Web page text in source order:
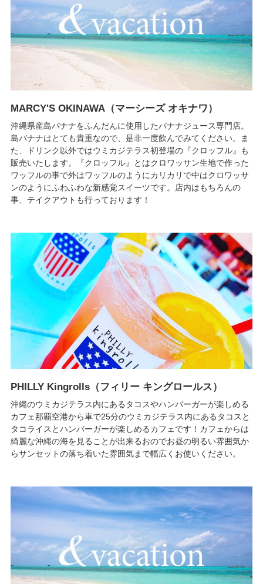
MARCY'S OKINAWA（マーシーズ オキナワ）
沖縄県産島バナナをふんだんに使用したバナナジュース専門店。
島バナナはとても貴重なので、是非一度飲んでみてください。ま
た、ドリンク以外ではウミカジテラス初登場の『クロッフル』も
販売いたします。『クロッフル』とはクロワッサン生地で作った
ワッフルの事で外はワッフルのようにカリカリで中はクロワッサ
ンのようにふわふわな新感覚スイーツです。店内はもちろんの
事、テイクアウトも行っております！
PHILLY Kingrolls（フィリー キングロールス）
沖縄のウミカジテラス内にあるタコスやハンバーガーが楽しめる
カフェ那覇空港から車で25分のウミカジテラス内にあるタコスと
タコライスとハンバーガーが楽しめるカフェです！カフェからは
綺麗な沖縄の海を見ることが出来るおのでお昼の明るい雰囲気か
らサンセットの落ち着いた雰囲気まで幅広くお使いください。